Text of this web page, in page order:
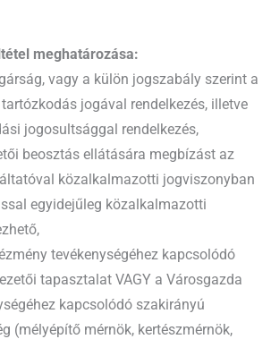
meghatározása:
vagy a külön jogszabály szerint a
jogával rendelkezés, illetve
jogosultsággal rendelkezés,
beosztás ellátására megbízást az
közalkalmazotti jogviszonyban
egyidejűleg közalkalmazotti
tevékenységéhez kapcsolódó
tapasztalat VAGY a Városgazda
kapcsolódó szakirányú
(mélyépítő mérnök, kertészmérnök,